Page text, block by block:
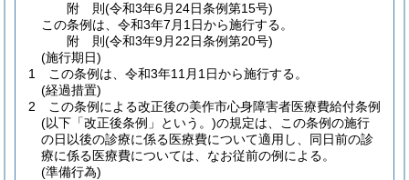
附 則(令和3年6月24日条例第15号)
この条例は、令和3年7月1日から施行する。
附 則(令和3年9月22日条例第20号)
(施行期日)
1
この条例は、令和3年11月1日から施行する。
(経過措置)
2
この条例による改正後の美作市心身障害者医療費給付条例
(以下「改正後条例」という。)の規定は、この条例の施行
の日以後の診療に係る医療費について適用し、同日前の診
療に係る医療費については、なお従前の例による。
(準備行為)